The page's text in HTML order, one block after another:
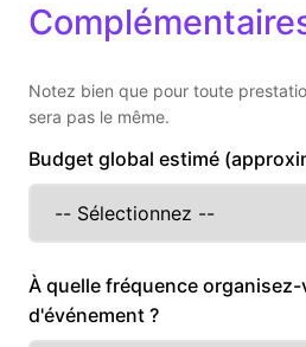
Notez bien que pour toute
sera pas le même.
Budget global estimé
À quelle fréquence
d'événement ?